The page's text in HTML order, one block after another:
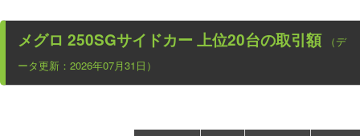
メグロ 250SGサイドカー 上位20台の取引額
（デ
ータ更新：2026年07月31日）